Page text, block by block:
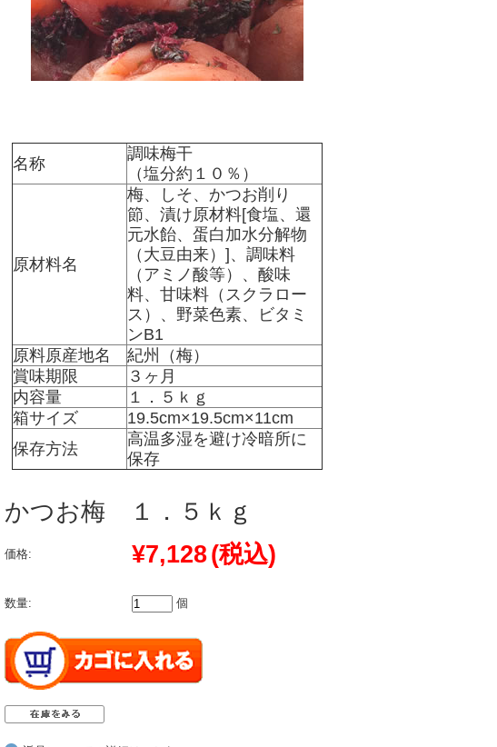
名称
調味梅干
（塩分約１０％）
原材料名
梅、しそ、かつお削り
節、漬け原材料[食塩、還
元水飴、蛋白加水分解物
（大豆由来）]、調味料
（アミノ酸等）、酸味
料、甘味料（スクラロー
ス）、野菜色素、ビタミ
ンB1
原料原産地名
紀州（梅）
賞味期限
３ヶ月
内容量
１．５ｋｇ
箱サイズ
19.5cm×19.5cm×11cm
保存方法
高温多湿を避け冷暗所に
保存
かつお梅 １．５ｋｇ
価格: ¥7,128(税込)
数量: 個